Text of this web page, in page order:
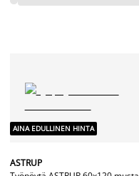
AINA EDULLINEN HINTA
ASTRUP